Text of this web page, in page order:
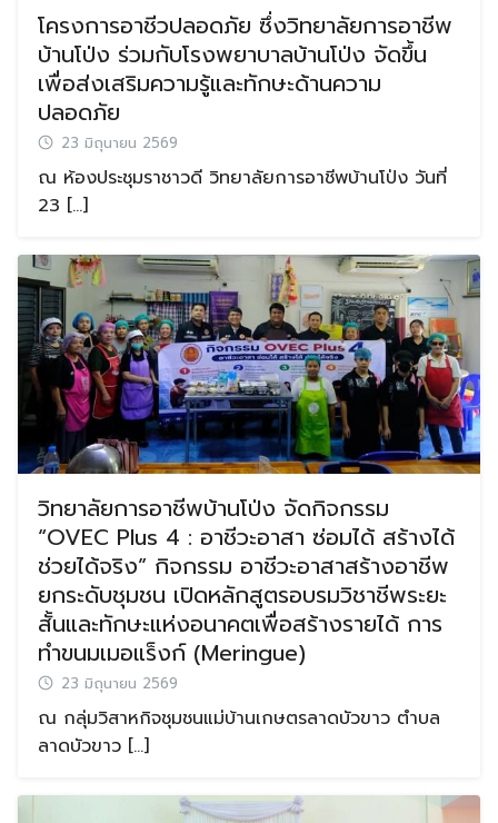
โครงการอาชีวปลอดภัย ซึ่งวิทยาลัยการอาชีพ
บ้านโป่ง ร่วมกับโรงพยาบาลบ้านโป่ง จัดขึ้น
เพื่อส่งเสริมความรู้และทักษะด้านความ
ปลอดภัย
23 มิถุนายน 2569
ณ ห้องประชุมราชาวดี วิทยาลัยการอาชีพบ้านโป่ง วันที่
23 […]
วิทยาลัยการอาชีพบ้านโป่ง จัดกิจกรรม
“OVEC Plus 4 : อาชีวะอาสา ซ่อมได้ สร้างได้
ช่วยได้จริง” กิจกรรม อาชีวะอาสาสร้างอาชีพ
ยกระดับชุมชน เปิดหลักสูตรอบรมวิชาชีพระยะ
สั้นและทักษะแห่งอนาคตเพื่อสร้างรายได้ การ
ทำขนมเมอแร็งก์ (Meringue)
23 มิถุนายน 2569
ณ กลุ่มวิสาหกิจชุมชนแม่บ้านเกษตรลาดบัวขาว ตำบล
ลาดบัวขาว […]